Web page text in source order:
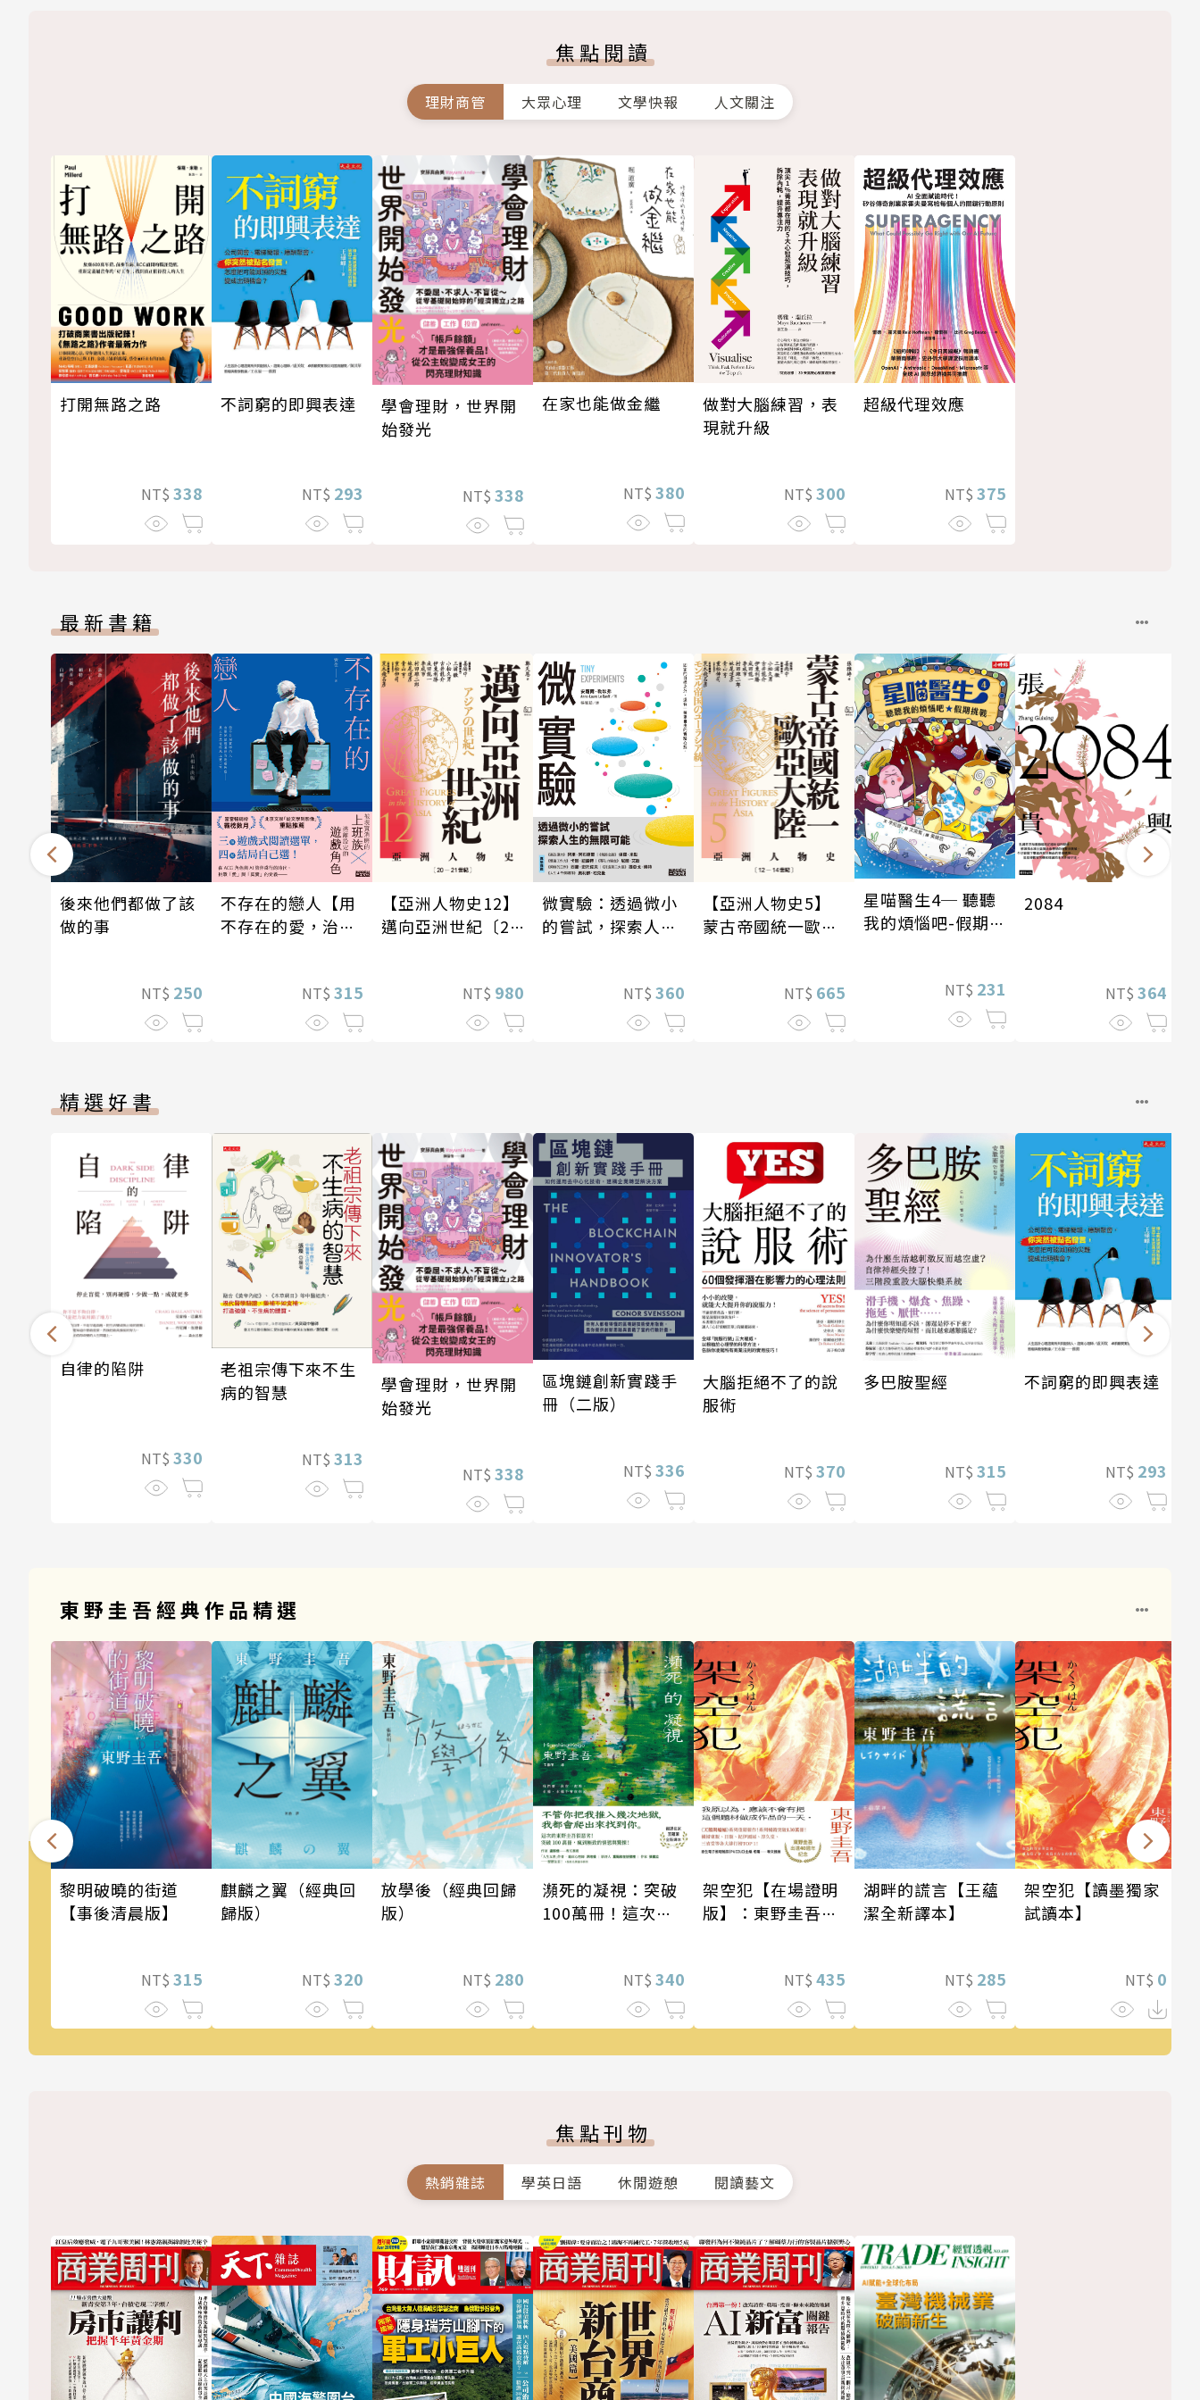
焦點閱讀
理財商管 大眾心理 文學快報 人文關注
打開無路之路
NT$ 338
不詞窮的即興表達
NT$ 293
學會理財，世界開
始發光
NT$ 338
在家也能做金繼
NT$ 380
做對大腦練習，表
現就升級
NT$ 300
超級代理效應
NT$ 375
最新書籍
後來他們都做了該
做的事
NT$ 250
不存在的戀人【用
不存在的愛，治癒
NT$ 315
【亞洲人物史12】
邁向亞洲世紀〔20
NT$ 980
微實驗：透過微小
的嘗試，探索人生
NT$ 360
【亞洲人物史5】
蒙古帝國統一歐亞
NT$ 665
星喵醫生4─ 聽聽
我的煩惱吧-假期挑
NT$ 231
2084
NT$ 364
精選好書
自律的陷阱
NT$ 330
老祖宗傳下來不生
病的智慧
NT$ 313
學會理財，世界開
始發光
NT$ 338
區塊鏈創新實踐手
冊（二版）
NT$ 336
大腦拒絕不了的說
服術
NT$ 370
多巴胺聖經
NT$ 315
不詞窮的即興表達
NT$ 293
東野圭吾經典作品精選
黎明破曉的街道
【事後清晨版】
NT$ 315
麒麟之翼（經典回
歸版）
NT$ 320
放學後（經典回歸
版）
NT$ 280
瀕死的凝視：突破
100萬冊！這次的
NT$ 340
架空犯【在場證明
版】：東野圭吾出
列重磅新作！
NT$ 435
湖畔的謊言【王蘊
潔全新譯本】
NT$ 285
架空犯【讀墨獨家
試讀本】
NT$ 0
焦點刊物
熱銷雜誌 學英日語 休閒遊憩 閱讀藝文